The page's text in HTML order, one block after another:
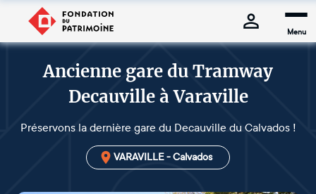
Menu
Ancienne gare du Tramway
Decauville à Varaville
Préservons la dernière gare du Decauville du Calvados !
VARAVILLE - Calvados